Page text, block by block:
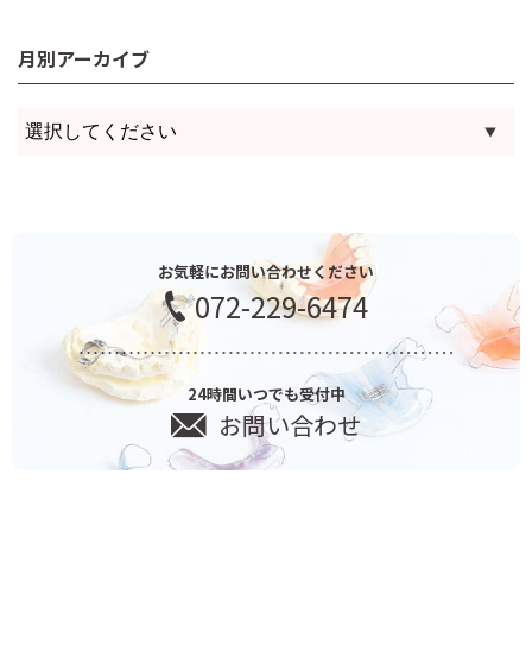
月別アーカイブ
お気軽にお問い合わせください
072-229-6474
24時間いつでも受付中
お問い合わせ